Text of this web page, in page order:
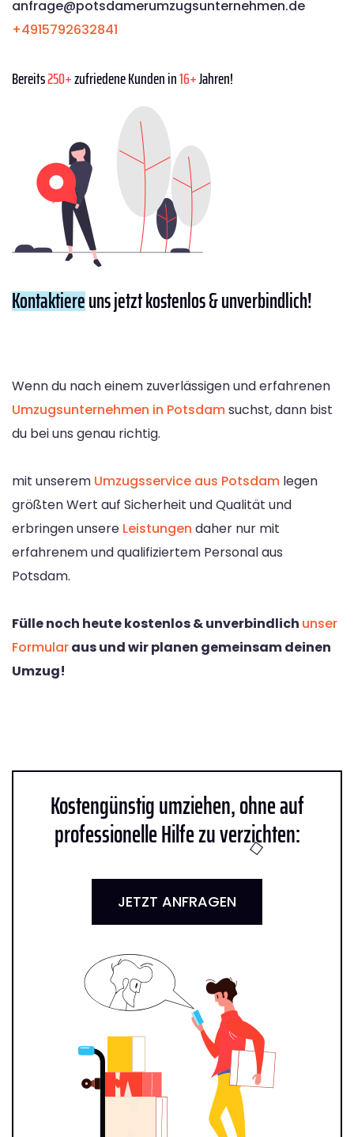
anfrage@potsdamerumzugsunternehmen.de
+4915792632841
Bereits250+zufriedene Kunden in16+Jahren!
Kontaktiereuns jetzt kostenlos & unverbindlich!
Wenn du nach einem zuverlässigen und erfahrenen
Umzugsunternehmen in Potsdamsuchst, dann bist
du bei uns genau richtig.
mit unserem Umzugsservice aus Potsdam legen
größten Wert auf Sicherheit und Qualität und
erbringen unsere Leistungen daher nur mit
erfahrenem und qualifiziertem Personal aus
Potsdam.
Fülle noch heute kostenlos & unverbindlich unser
Formularaus und wir planen gemeinsam deinen
Umzug!
Kostengünstig umziehen, ohne auf
professionelle Hilfe zu verzichten:
JETZT ANFRAGEN